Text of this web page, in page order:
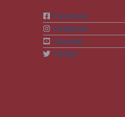
Facebook
Instagram
Youtube
Twitter